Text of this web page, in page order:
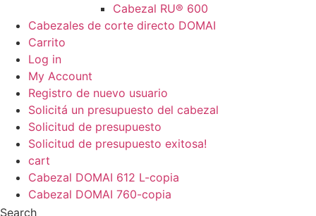
Cabezal RU® 600
Cabezales de corte directo DOMAI
Carrito
Log in
My Account
Registro de nuevo usuario
Solicitá un presupuesto del cabezal
Solicitud de presupuesto
Solicitud de presupuesto exitosa!
cart
Cabezal DOMAI 612 L-copia
Cabezal DOMAI 760-copia
Search